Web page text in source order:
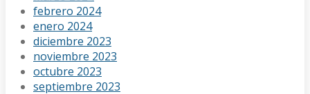
febrero 2024
enero 2024
diciembre 2023
noviembre 2023
octubre 2023
septiembre 2023